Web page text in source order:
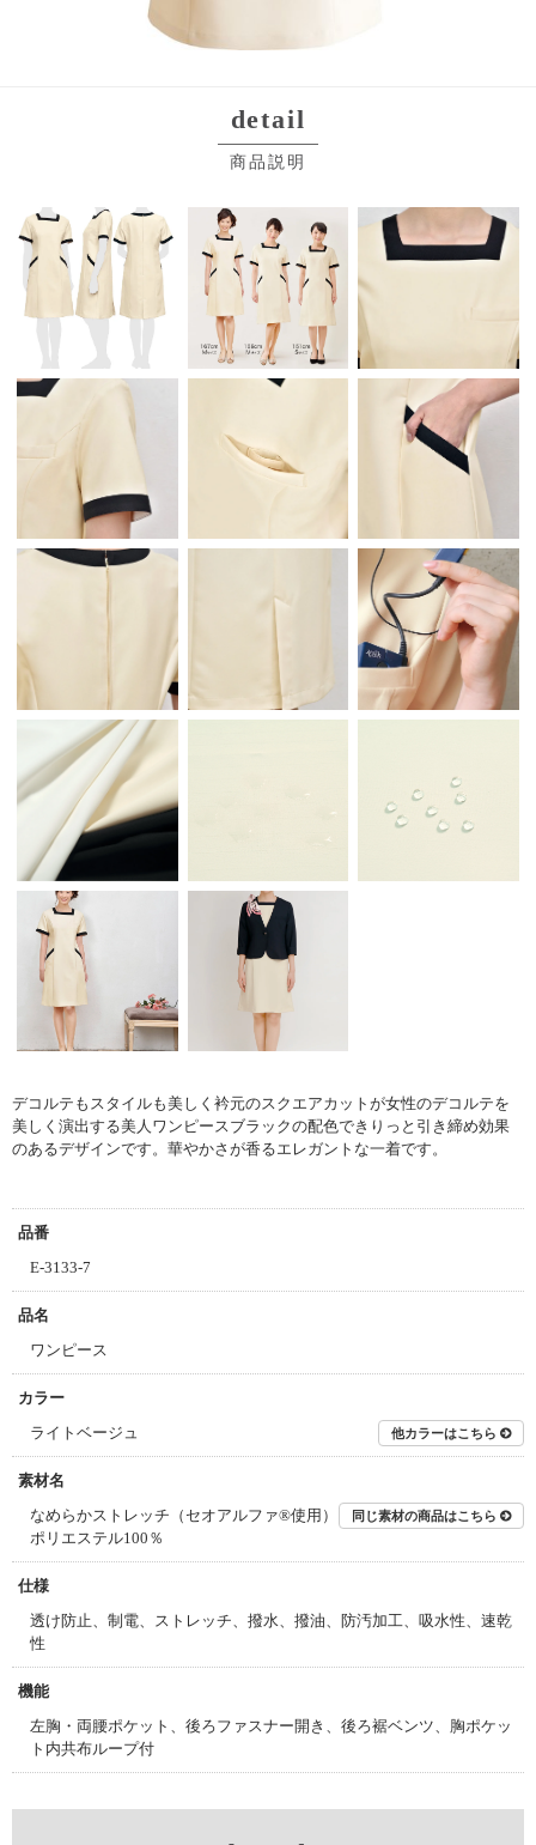
detail
商品説明
デコルテもスタイルも美しく 衿元のスクエアカットが女性のデコルテを
美しく演出する美人ワンピースブラックの配色できりっと引き締め効果
のあるデザインです。 華やかさが香るエレガントな一着です。
品番
E-3133-7
品名
ワンピース
カラー
ライトベージュ
他カラーはこちら
素材名
なめらかストレッチ（セオアルファ®使用）
ポリエステル100％
同じ素材の商品はこちら
仕様
透け防止、制電、ストレッチ、撥水、撥油、防汚加工、吸水性、速乾
性
機能
左胸・両腰ポケット、後ろファスナー開き、後ろ裾ベンツ、胸ポケッ
ト内共布ループ付